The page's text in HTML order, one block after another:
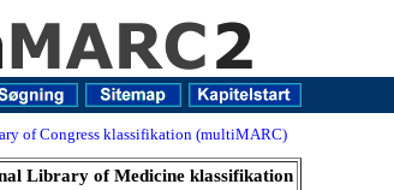
of Congress klassifikation (multiMARC)
Library of Medicine klassifikation